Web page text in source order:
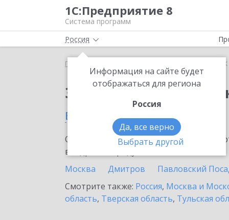
1С:Предприятие 8
Система программ
Россия
Информация на сайте будет
отображаться для региона
Россия
Да, все верно
Выбрать другой
Главная
Заказать 1СПАРК
в Клину
Ознакомьтесь с информационными
внедрение продукта.
Москва
Дмитров Павловский
Смотрите также: Россия, Москва и
область, Тверская область, Тульская